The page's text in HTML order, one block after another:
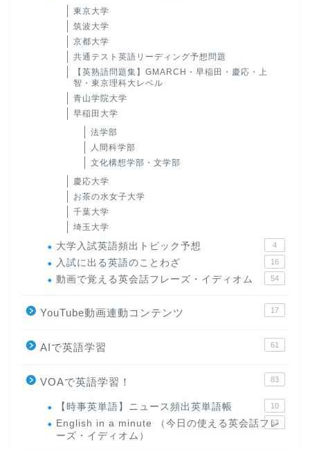
東京大学
筑波大学
京都大学
共通テスト英語リーディング予想問題
【英熟語問題集】GMARCH・早稲田・慶応・上
智・東京理科大レベル
青山学院大学
早稲田大学
法学部
人間科学部
文化構想学部・文学部
慶応大学
お茶の水女子大学
千葉大学
埼玉大学
大学入試英語頻出トピック予想 4
入試に出る英語のことわざ 16
動画で覚える英会話フレーズ・イディオム 54
YouTube動画連動コンテンツ 17
AIで英語学習 61
VOAで英語学習！ 83
【時事英単語】ニュース頻出英単語帳 10
English in a minute （今日の使える英会話フレ
ーズ・イディオム）
63